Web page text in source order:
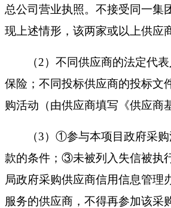
总公司营业执照。不接受同一集
现上述情形，该两家或以上供应
（2）不同供应商的法定代
保险；不同投标供应商的投标文
购活动（由供应商填写《供应商
（3）①参与本项目政府采
款的条件；③未被列入失信被执
局政府采购供应商信用信息管
服务的供应商，不得再参加该